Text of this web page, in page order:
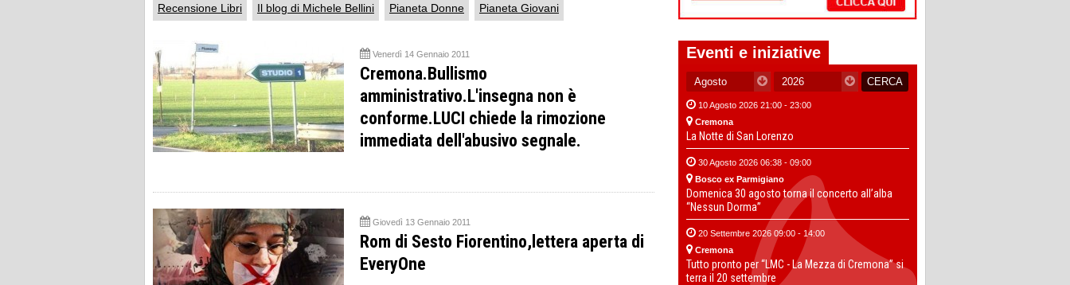
Recensione Libri Il blog di Michele Bellini Pianeta Donne Pianeta Giovani
Venerdì 14 Gennaio 2011
Cremona.Bullismo
amministrativo.L'insegna non è
conforme.LUCI chiede la rimozione
immediata dell'abusivo segnale.
Giovedì 13 Gennaio 2011
Rom di Sesto Fiorentino,lettera aperta di
EveryOne
Eventi e iniziative
10 Agosto 2026 21:00 - 23:00
Cremona
La Notte di San Lorenzo
30 Agosto 2026 06:38 - 09:00
Bosco ex Parmigiano
Domenica 30 agosto torna il concerto all’alba
“Nessun Dorma”
20 Settembre 2026 09:00 - 14:00
Cremona
Tutto pronto per “LMC - La Mezza di Cremona” si
terra il 20 settembre